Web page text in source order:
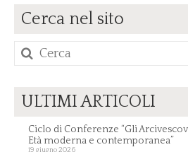
Cerca nel sito
Cerca
per:
ULTIMI ARTICOLI
Ciclo di Conferenze “Gli
Età moderna e contemporanea”
19 giugno 2026